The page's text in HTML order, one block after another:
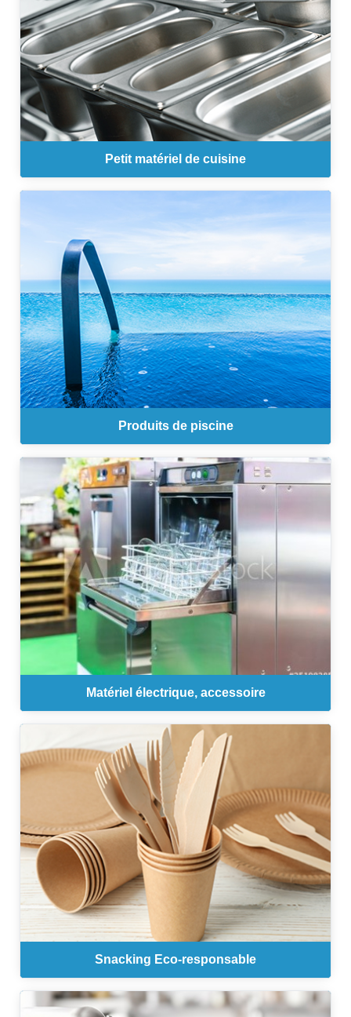
Petit matériel de cuisine
Produits de piscine
Matériel électrique, accessoire
Snacking Eco-responsable